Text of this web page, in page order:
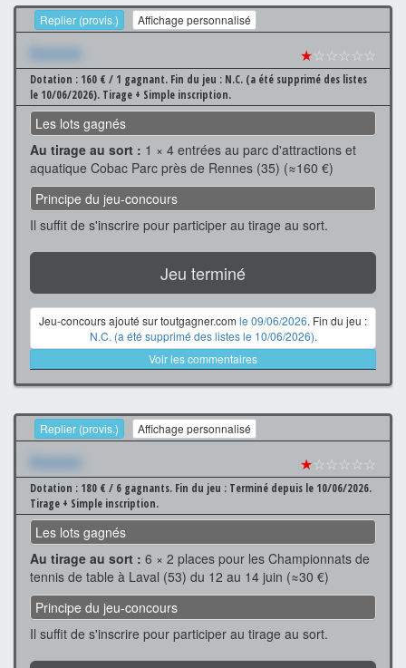
Replier (provis.) Affichage personnalisé
Xxxxxxx ★☆☆☆☆☆
Dotation : 160 € / 1 gagnant. Fin du jeu : N.C. (a été supprimé des listes
le 10/06/2026). Tirage + Simple inscription.
Les lots gagnés
Au tirage au sort : 1 × 4 entrées au parc d'attractions et
aquatique Cobac Parc près de Rennes (35) (≈160 €)
Principe du jeu-concours
Il suffit de s'inscrire pour participer au tirage au sort.
Jeu terminé
Jeu-concours ajouté sur toutgagner.com le 09/06/2026. Fin du jeu :
N.C. (a été supprimé des listes le 10/06/2026).
Voir les commentaires
Replier (provis.) Affichage personnalisé
Xxxxxxx ★☆☆☆☆☆
Dotation : 180 € / 6 gagnants. Fin du jeu : Terminé depuis le 10/06/2026.
Tirage + Simple inscription.
Les lots gagnés
Au tirage au sort : 6 × 2 places pour les Championnats de
tennis de table à Laval (53) du 12 au 14 juin (≈30 €)
Principe du jeu-concours
Il suffit de s'inscrire pour participer au tirage au sort.